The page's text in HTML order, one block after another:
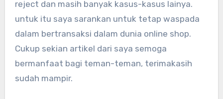
reject dan masih banyak kasus-kasus lainya.
untuk itu saya sarankan untuk tetap waspada
dalam bertransaksi dalam dunia online shop.
Cukup sekian artikel dari saya semoga
bermanfaat bagi teman-teman, terimakasih
sudah mampir.